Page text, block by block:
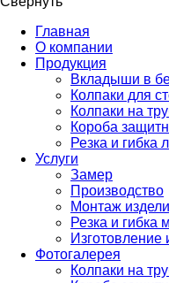
Главная
О компании
Продукция
Вкладыши в
Колпаки для
Колпаки на
Короба
Резка и гибка
Услуги
Замер
Производство
Монтаж
Резка и гибка
Изготовление
Фотогалерея
Колпаки на